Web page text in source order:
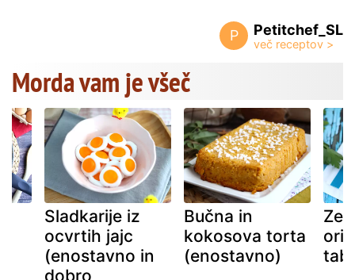
P Petitchef_SL
Morda vam je všeč
Sladkarije iz
ocvrtih jajc
(enostavno in
dobro
Bučna in
kokosova torta
(enostavno)